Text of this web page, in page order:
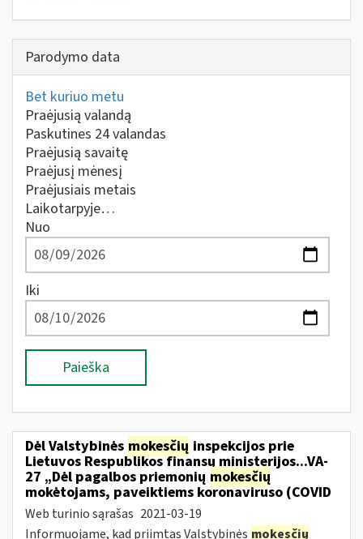
Parodymo data
Bet kuriuo metu
Praėjusią valandą
Paskutines 24 valandas
Praėjusią savaitę
Praėjusį mėnesį
Praėjusiais metais
Laikotarpyje…
Nuo
Iki
Paieška
Dėl Valstybinės mokesčių inspekcijos prie
Lietuvos Respublikos finansų ministerijos...VA-
27 „Dėl pagalbos priemonių mokesčių
mokėtojams, paveiktiems koronaviruso (COVID
Web turinio sąrašas 2021-03-19
Informuojame, kad priimtas Valstybinės mokesčių